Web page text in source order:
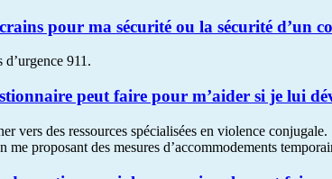
pour ma sécurité ou la sécurité d’un
d’urgence 911.
peut faire pour m’aider si je lui
vers des ressources spécialisées en violence conjugale.
me proposant des mesures d’accommodements